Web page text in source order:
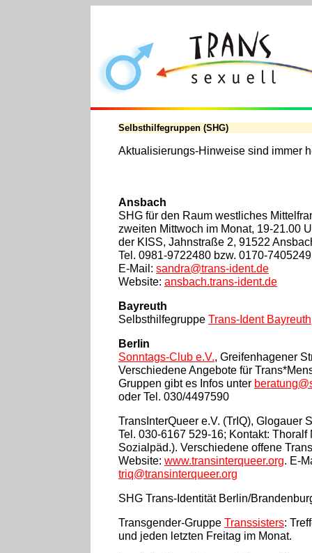
Selbsthilfegruppen (SHG)
Aktualisierungs-Hinweise sind immer
Ansbach
SHG für den Raum westliches
zweiten Mittwoch im Monat, 19-21.00
der KISS, Jahnstraße 2, 91522
Tel. 0981-9722480 bzw. 0170-
E-Mail: sandra@trans-ident.de
Website: ansbach.trans-ident.de
Bayreuth
Selbsthilfegruppe Trans-Ident Bayreuth
Berlin
Sonntags-Club e.V., Greifenhagener
Verschiedene Angebote für
Gruppen gibt es Infos unter
oder Tel. 030/4497590
TransInterQueer e.V. (TrIQ), Glogauer
Tel. 030-6167 529-16; Kontakt: Thoralf
Sozialpäd.). Verschiedene offene
Website: www.transinterqueer.org. E-
triq@transinterqueer.org
SHG Trans-Identität Berlin/
Transgender-Gruppe Transsisters:
und jeden letzten Freitag im Monat.